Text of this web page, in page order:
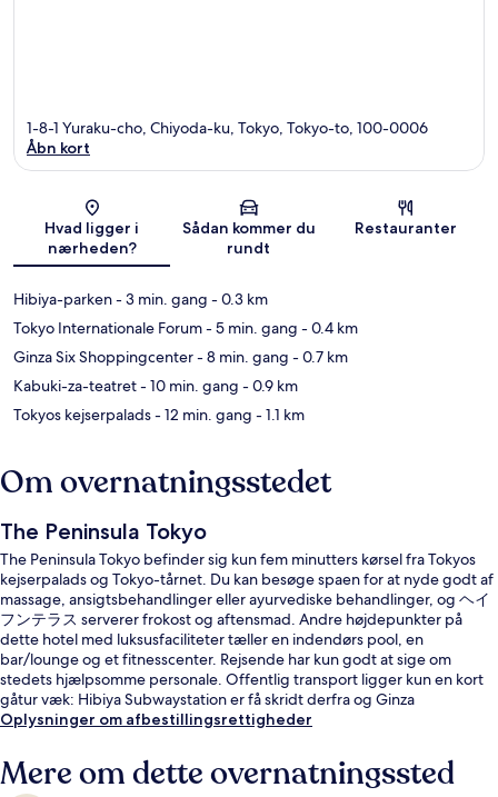
Kort
1-8-1 Yuraku-cho, Chiyoda-ku, Tokyo, Tokyo-to, 100-0006
Åbn kort
Hvad ligger i
nærheden?
Sådan kommer du
rundt
Restauranter
Hibiya-parken- 3 min. gang - 0.3 km
Tokyo Internationale Forum- 5 min. gang - 0.4 km
Ginza Six Shoppingcenter- 8 min. gang - 0.7 km
Kabuki-za-teatret- 10 min. gang - 0.9 km
Tokyos kejserpalads- 12 min. gang - 1.1 km
Om overnatningsstedet
The Peninsula Tokyo
The Peninsula Tokyo befinder sig kun fem minutters kørsel fra Tokyos
kejserpalads og Tokyo-tårnet. Du kan besøge spaen for at nyde godt af
massage, ansigtsbehandlinger eller ayurvediske behandlinger, og ヘイ
フンテラス serverer frokost og aftensmad. Andre højdepunkter på
dette hotel med luksusfaciliteter tæller en indendørs pool, en
bar/lounge og et fitnesscenter. Rejsende har kun godt at sige om
stedets hjælpsomme personale. Offentlig transport ligger kun en kort
gåtur væk: Hibiya Subwaystation er få skridt derfra og Ginza
Subwaystation ligger 4 minutter væk.
Oplysninger om afbestillingsrettigheder
Mere om dette overnatningssted